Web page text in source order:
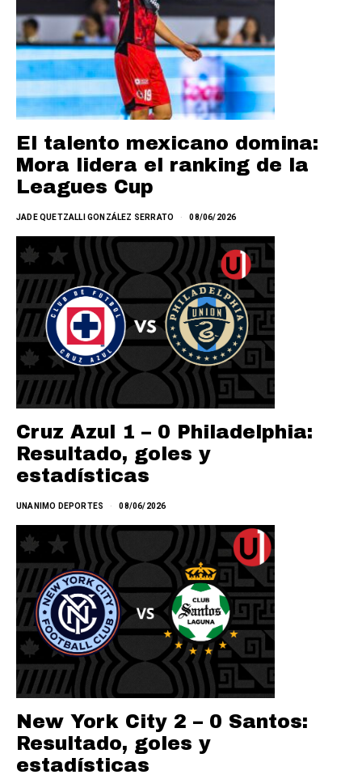
El talento mexicano domina:
Mora lidera el ranking de la
Leagues Cup
JADE QUETZALLI GONZÁLEZ SERRATO 08/06/2026
Cruz Azul 1 – 0 Philadelphia:
Resultado, goles y
estadísticas
UNANIMO DEPORTES 08/06/2026
New York City 2 – 0 Santos:
Resultado, goles y
estadísticas